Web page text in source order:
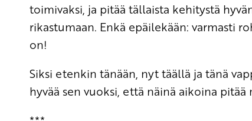
toimivaksi, ja pitää tällaista kehitystä
rikastumaan. Enkä epäilekään: varmasti
on!
Siksi etenkin tänään, nyt täällä ja tänä
hyvää sen vuoksi, että näinä aikoina pitää